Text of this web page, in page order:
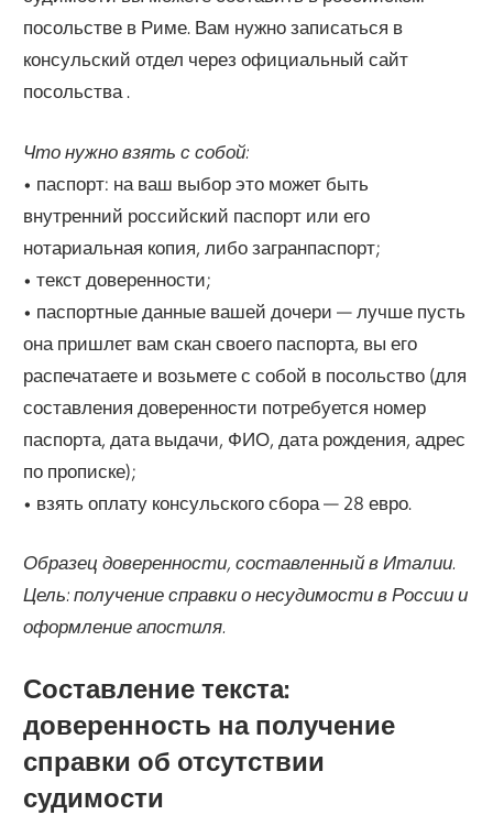
посольстве в Риме. Вам нужно записаться в
консульский отдел через официальный сайт
посольства .
Что нужно взять с собой:
• паспорт: на ваш выбор это может быть
внутренний российский паспорт или его
нотариальная копия, либо загранпаспорт;
• текст доверенности;
• паспортные данные вашей дочери — лучше пусть
она пришлет вам скан своего паспорта, вы его
распечатаете и возьмете с собой в посольство (для
составления доверенности потребуется номер
паспорта, дата выдачи, ФИО, дата рождения, адрес
по прописке);
• взять оплату консульского сбора — 28 евро.
Образец доверенности, составленный в Италии.
Цель: получение справки о несудимости в России и
оформление апостиля.
Составление текста:
доверенность на получение
справки об отсутствии
судимости